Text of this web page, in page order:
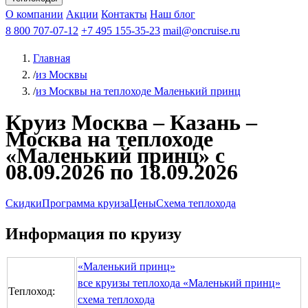
Чебоксарыиз Волгоградаиз Саратова Все города
КазаньВ Нижний НовгородВ ПермьВ Ростов-на-Дону
РыбинскНа СоловкиНа ВалаамПо ОкеПо Енисею
Афанасий Никитин Октябрьская революция
ФединАлександр СвешниковИван
МироновА.С.Попов
О компании Акции Контакты Наш блог
8 800 707-07-12 +7 495 155-35-23 mail@oncruise.ru
Главная
/из Москвы
/из Москвы на теплоходе Маленький принц
Круиз Москва – Казань –
Москва на теплоходе
«Маленький принц» с
08.09.2026 по 18.09.2026
СкидкиПрограмма круизаЦеныСхема теплохода
Информация по круизу
Теплоход:
«Маленький принц»
все круизы теплохода «Маленький принц»
схема теплохода